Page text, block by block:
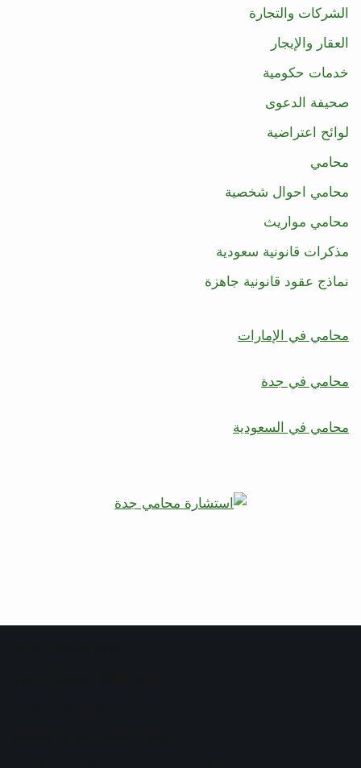
الشركات والتجارة
العقار والإيجار
خدمات حكومية
صحيفة الدعوى
لوائح اعتراضية
محامي
محامي احوال شخصية
محامي مواريث
مذكرات قانونية سعودية
نماذج عقود قانونية جاهزة
محامي في الإمارات
محامي في جدة
محامي في السعودية